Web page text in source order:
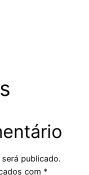
publicado.
com *